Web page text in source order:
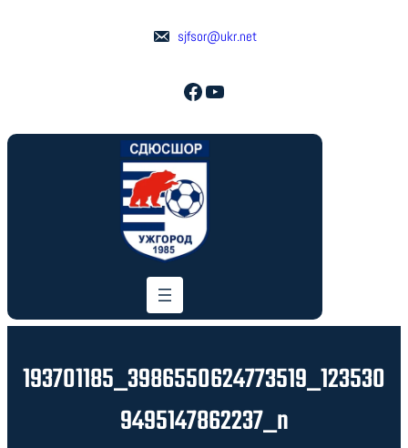
sjfsor@ukr.net
Facebook YouTube
193701185_3986550624773519_123530
9495147862237_n